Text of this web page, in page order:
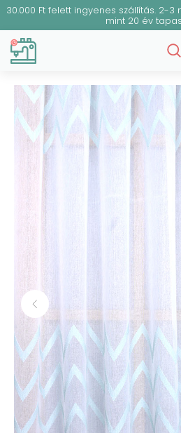
30.000 Ft felett ingyenes szállítás. 2-3
mint 20 év